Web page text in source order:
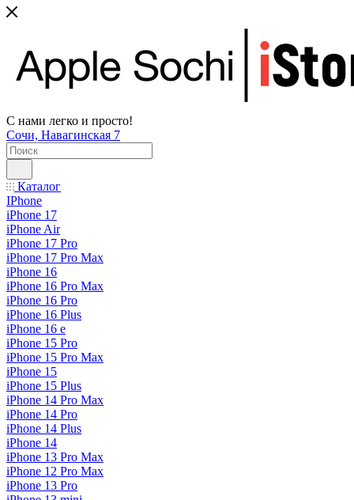
С нами легко и просто!
Сочи, Навагинская 7
Каталог
IPhone
iPhone 17
iPhone Air
iPhone 17 Pro
iPhone 17 Pro Max
iPhone 16
iPhone 16 Pro Max
iPhone 16 Pro
iPhone 16 Plus
iPhone 16 e
iPhone 15 Pro
iPhone 15 Pro Max
iPhone 15
iPhone 15 Plus
iPhone 14 Pro Max
iPhone 14 Pro
iPhone 14 Plus
iPhone 14
iPhone 13 Pro Max
iPhone 12 Pro Max
iPhone 13 Pro